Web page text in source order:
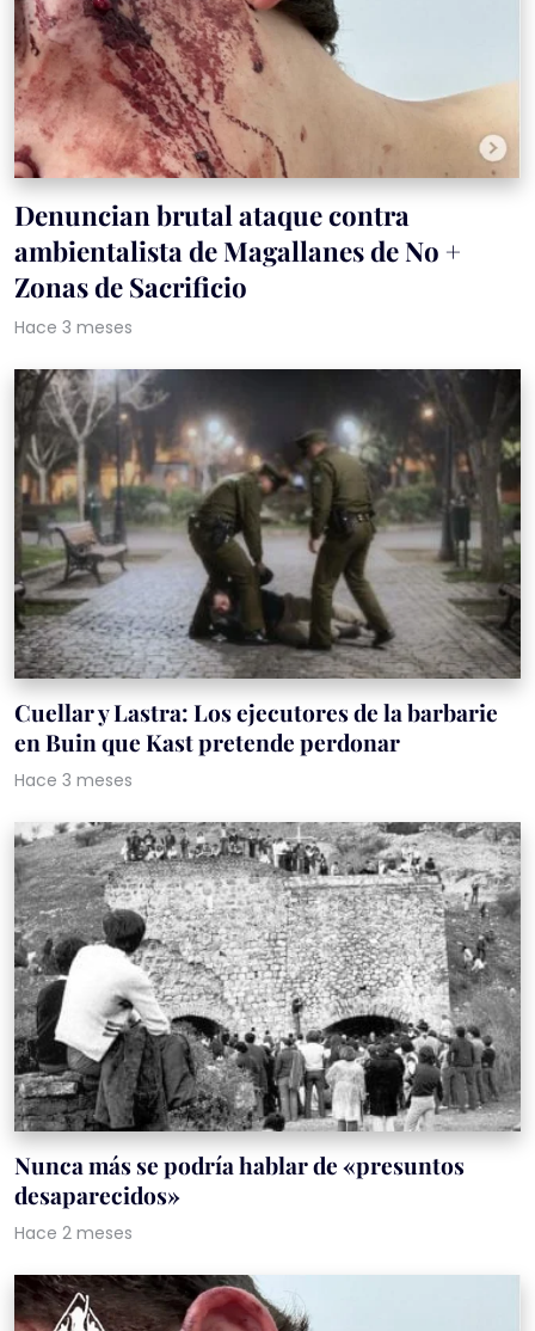
Denuncian brutal ataque contra
ambientalista de Magallanes de No +
Zonas de Sacrificio
Hace 3 meses
Cuellar y Lastra: Los ejecutores de la barbarie
en Buin que Kast pretende perdonar
Hace 3 meses
Nunca más se podría hablar de «presuntos
desaparecidos»
Hace 2 meses